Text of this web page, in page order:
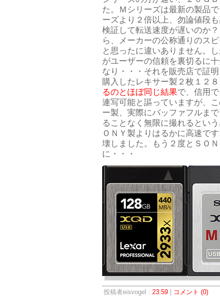
た。Ｍシリーズは最新の製品
ーズより２倍以上、勿論値段
検証して転送速度が遅いのか
ら、メーカーの公称通りのス
と思ったに違いありません。
がユーザーの信頼を裏切るに
なり・・・それを販売店で証
購入したレキサー製２枚１２
るのとほぼ同じ結果で、信用
連写可能と謳っていますが、
ー製、実際にバッファフルま
ることなく無限に撮れるとい
ＯＮＹ製よりはるかに高速で
壊しました。もう２度とＳＯ
に・・・
投稿者eisvogel : 23:59| コメント (0)